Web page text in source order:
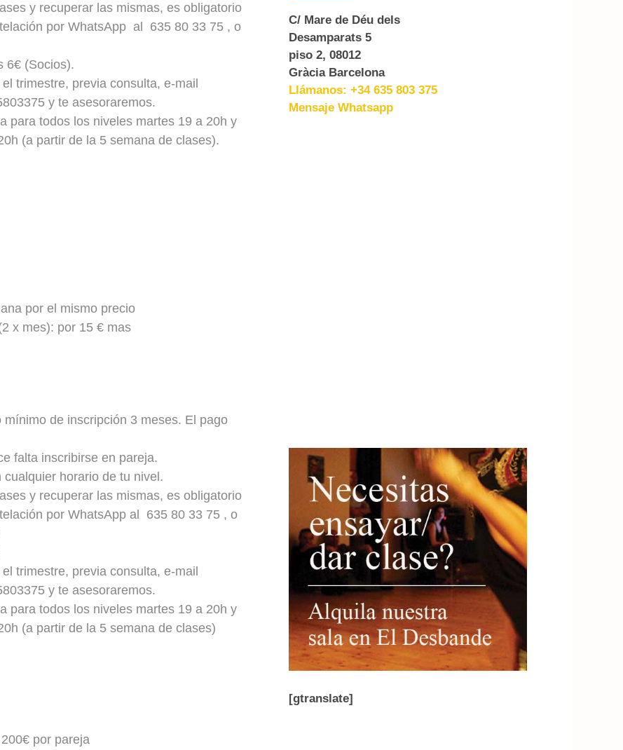
y recuperar las mismas, es obligatorio
por WhatsApp al 635 80 33 75 , o
6€ (Socios).
trimestre, previa consulta, e-mail
y te asesoraremos.
para todos los niveles martes 19 a 20h y
(a partir de la 5 semana de clases).
por el mismo precio
x mes): por 15 € mas
de inscripción 3 meses. El pago
falta inscribirse en pareja.
horario de tu nivel.
y recuperar las mismas, es obligatorio
por WhatsApp al 635 80 33 75 , o
trimestre, previa consulta, e-mail
y te asesoraremos.
para todos los niveles martes 19 a 20h y
(a partir de la 5 semana de clases)
por pareja
C/ Mare de Déu dels
Desamparats 5
piso 2, 08012
Gràcia Barcelona
Llámanos: +34 635 803 375
Mensaje Whatsapp
[gtranslate]